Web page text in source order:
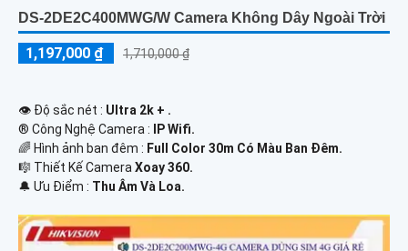
DS-2DE2C400MWG/W Camera Không Dây Ngoài Trời
1,197,000 ₫ 1,710,000 ₫
👁 Độ sắc nét : Ultra 2k + .
®️ Công Nghệ Camera :
IP Wifi.
🌈 Hình ảnh ban đêm : Full Color 30m Có Màu Ban Ðêm.
🎼️ Thiết Kế Camera Xoay 360.
️🔔 Ưu Điểm : Thu Âm Và Loa.